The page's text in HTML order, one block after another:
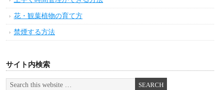
花・観葉植物の育て方
禁煙する方法
サイト内検索